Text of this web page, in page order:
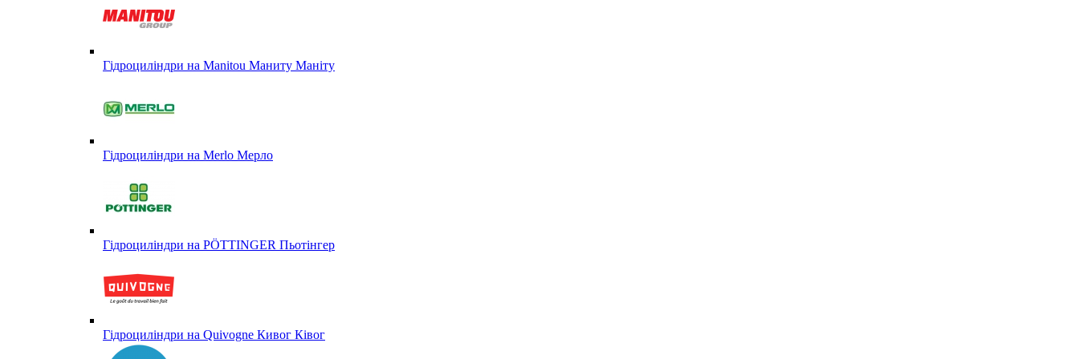
Гідроциліндри на Manitou Маниту Маніту
Гідроциліндри на Merlo Мерло
Гідроциліндри на PÖTTINGER Пьотінгер
Гідроциліндри на Quivogne Кивог Ківог